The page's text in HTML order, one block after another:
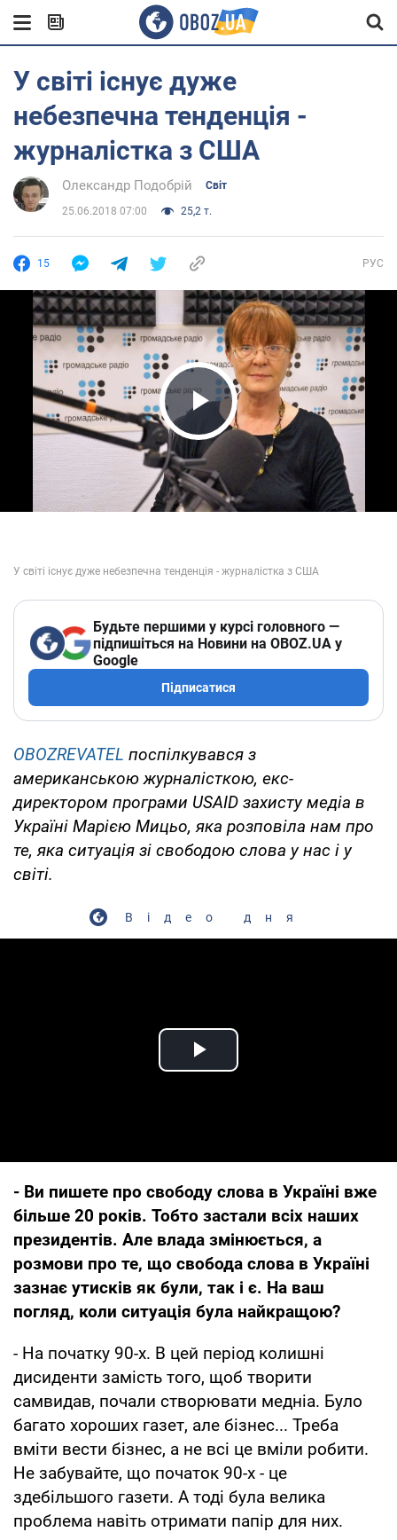
У світі існує дуже
небезпечна тенденція -
журналістка з США
Олександр Подобрій Світ
25.06.2018 07:00 25,2 т.
15 РУС
Play Video
Будьте першими у курсі головного —
підпишіться на Новини на OBOZ.UA у
Google
Підписатися
OBOZREVATEL поспілкувався з
американською журналісткою, екс-
директором програми USAID захисту медіа в
Україні Марією Мицьо, яка розповіла нам про
те, яка ситуація зі свободою слова у нас і у
світі.
Відео дня
Play Video
- Ви пишете про свободу слова в Україні вже
більше 20 років. Тобто застали всіх наших
президентів. Але влада змінюється, а
розмови про те, що свобода слова в Україні
зазнає утисків як були, так і є. На ваш
погляд, коли ситуація була найкращою?
- На початку 90-х. В цей період колишні
дисиденти замість того, щоб творити
самвидав, почали створювати медніа. Було
багато хороших газет, але бізнес... Треба
вміти вести бізнес, а не всі це вміли робити.
Не забувайте, що початок 90-х - це
здебільшого газети. А тоді була велика
проблема навіть отримати папір для них.